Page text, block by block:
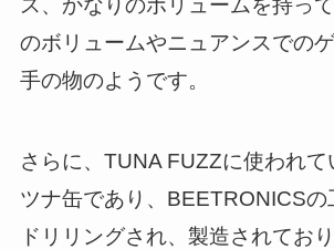
ス、かなりのボリュームを持っ
のボリュームやニュアンスでの
手の物のようです。
さらに、TUNA FUZZに使われ
ツナ缶であり、BEETRONICSの
ドリリングされ、製造されてお